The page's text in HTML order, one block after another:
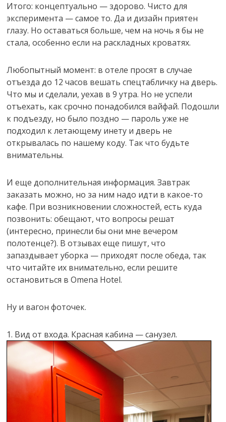
Итого: концептуально — здорово. Чисто для
эксперимента — самое то. Да и дизайн приятен
глазу. Но оставаться больше, чем на ночь я бы не
стала, особенно если на раскладных кроватях.
Любопытный момент: в отеле просят в случае
отъезда до 12 часов вешать спецтабличку на дверь.
Что мы и сделали, уехав в 9 утра. Но не успели
отъехать, как срочно понадобился вайфай. Подошли
к подъезду, но было поздно — пароль уже не
подходил к летающему инету и дверь не
открывалась по нашему коду. Так что будьте
внимательны.
И еще дополнительная информация. Завтрак
заказать можно, но за ним надо идти в какое-то
кафе. При возникновении сложностей, есть куда
позвонить: обещают, что вопросы решат
(интересно, принесли бы они мне вечером
полотенце?). В отзывах еще пишут, что
запаздывает уборка — приходят после обеда, так
что читайте их внимательно, если решите
остановиться в Omena Hotel.
Ну и вагон фоточек.
1. Вид от входа. Красная кабина — санузел.